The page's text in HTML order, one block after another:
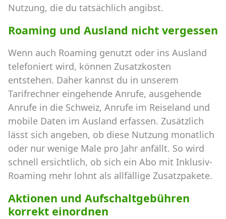
Nutzung, die du tatsächlich angibst.
Roaming und Ausland nicht vergessen
Wenn auch Roaming genutzt oder ins Ausland
telefoniert wird, können Zusatzkosten
entstehen. Daher kannst du in unserem
Tarifrechner eingehende Anrufe, ausgehende
Anrufe in die Schweiz, Anrufe im Reiseland und
mobile Daten im Ausland erfassen. Zusätzlich
lässt sich angeben, ob diese Nutzung monatlich
oder nur wenige Male pro Jahr anfällt. So wird
schnell ersichtlich, ob sich ein Abo mit Inklusiv-
Roaming mehr lohnt als allfällige Zusatzpakete.
Aktionen und Aufschaltgebühren
korrekt einordnen